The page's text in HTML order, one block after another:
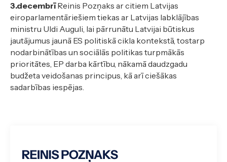
3.decembrīReinis Pozņaks ar citiem Latvijas
eiroparlamentāriešiem tiekas ar Latvijas labklājības
ministru Uldi Auguli, lai pārrunātu Latvijai būtiskus
jautājumus jaunā ES politiskā cikla kontekstā, tostarp
nodarbinātības un sociālās politikas turpmākās
prioritātes, EP darba kārtību, nākamā daudzgadu
budžeta veidošanas principus, kā arī ciešākas
sadarbības iespējas.